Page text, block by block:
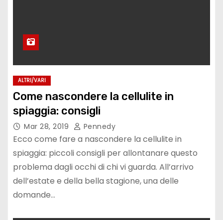
ALTRI/VARI
Come nascondere la cellulite in
spiaggia: consigli
Mar 28, 2019 Pennedy
Ecco come fare a nascondere la cellulite in
spiaggia: piccoli consigli per allontanare questo
problema dagli occhi di chi vi guarda. All’arrivo
dell’estate e della bella stagione, una delle
domande…